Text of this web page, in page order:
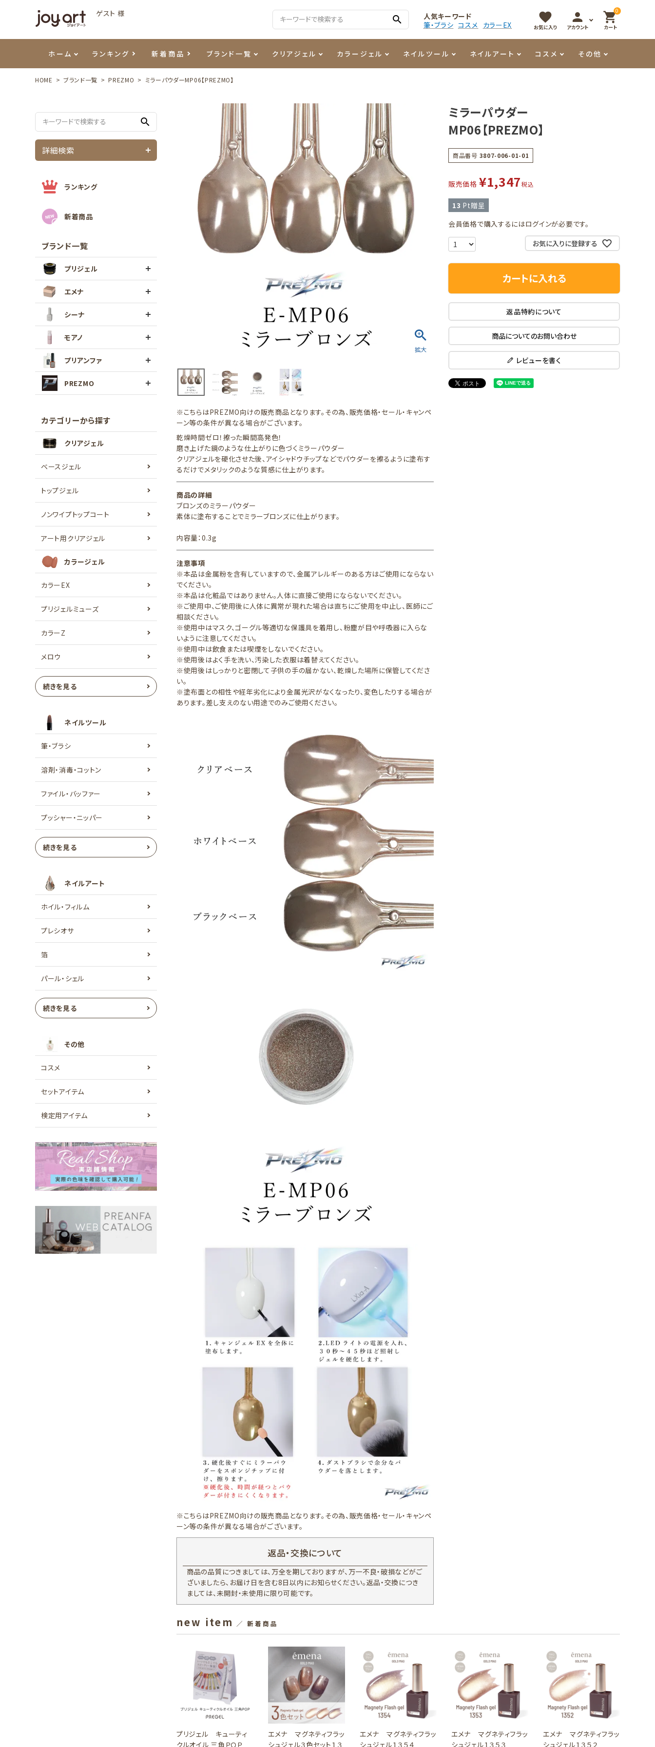
ゲスト 様
search
人気キーワード
筆・ブラシ コスメ カラーEX
favorite
お気に入り
person
アカウント
0
shopping_cart
カート
ホーム ランキング 新着商品 ブランド一覧
モアノ プリアンファ PREZMO
クリアジェル カラージェル
ウェービージェル テラコッタジェル ニュアンスジェル 3Dクレイジェル
マグネティジェル マグネティフラッシュジェル アートインク メタリックジェル
フラッシュジェル シーナカラージェルポリッシュ その他カラージェル
ネイルツール
ネイルケア用品 ピンセット・シザー・スパチュラ チャート・チップ関連 容器・ポーチ
ネイルマシン LEDライト その他ネイルツール
ネイルアート
メタルパーツ パウダー・フレーク レジン・モールド その他
コスメ その他
HOME ブランド一覧 PREZMO ミラーパウダーMP06【PREZMO】
search
詳細検索
ランキング
新着商品
ブランド一覧
プリジェル
エメナ
シーナ
モアノ
プリアンファ
PREZMO
カテゴリーから探す
クリアジェル
ベースジェル
トップジェル
ノンワイプトップコート
アート用クリアジェル
カラージェル
カラーEX
プリジェルミューズ
カラーZ
メロウ
続きを見る
ネイルツール
筆・ブラシ
溶剤・消毒・コットン
ファイル・バッファー
プッシャー・ニッパー
続きを見る
ネイルアート
ホイル・フィルム
プレシオサ
箔
パール・シェル
続きを見る
その他
コスメ
セットアイテム
検定用アイテム
※こちらはPREZMO向けの販売商品となります。その為、販売価格・セール・キャンペ
ーン等の条件が異なる場合がございます。
乾燥時間ゼロ！擦った瞬間高発色！
磨き上げた鏡のような仕上がりに色づくミラーパウダー
クリアジェルを硬化させた後、アイシャドウチップなどでパウダーを擦るように塗布す
るだけでメタリックのような質感に仕上がります。
商品の詳細
ブロンズのミラーパウダー
素体に塗布することでミラーブロンズに仕上がります。
内容量：0.3g
注意事項
※本品は金属粉を含有していますので、金属アレルギーのある方はご使用にならない
でください。
※本品は化粧品ではありません。人体に直接ご使用にならないでください。
※ご使用中、ご使用後に人体に異常が現れた場合は直ちにご使用を中止し、医師にご
相談ください。
※使用中はマスク、ゴーグル等適切な保護具を着用し、粉塵が目や呼吸器に入らな
いように注意してください。
※使用中は飲食または喫煙をしないでください。
※使用後はよく手を洗い、汚染した衣服は着替えてください。
※使用後はしっかりと密閉して子供の手の届かない、乾燥した場所に保管してくださ
い。
※塗布面との相性や経年劣化により金属光沢がなくなったり、変色したりする場合が
あります。差し支えのない用途でのみご使用ください。
※こちらはPREZMO向けの販売商品となります。その為、販売価格・セール・キャンペ
ーン等の条件が異なる場合がございます。
返品・交換について
商品の品質につきましては、万全を期しておりますが、万一不良・破損などがご
ざいましたら、お届け日を含む8日以内にお知らせください。返品・交換につき
ましては、未開封・未使用に限り可能です。
ミラーパウダー
MP06【PREZMO】
商品番号 3807-006-01-01
販売価格 ¥1,347税込
13 Pt贈呈
会員価格で購入するにはログインが必要です。
お気に入りに登録する
カートに入れる
返品特約について
商品についてのお問い合わせ
レビューを書く
new item ／ 新着商品
プリジェル キューティ
クルオイル 三角ＰＯＰ
エメナ マグネティフラッ
シュジェル３色セット１３
エメナ マグネティフラッ
シュジェル１３５４
エメナ マグネティフラッ
シュジェル１３５３
エメナ マグネティフラッ
シュジェル１３５２